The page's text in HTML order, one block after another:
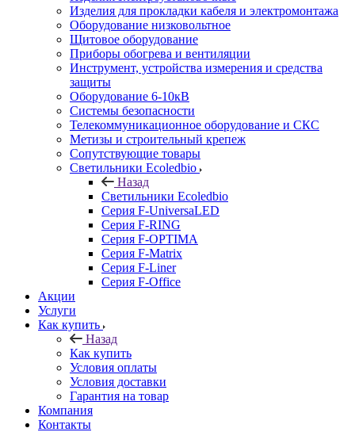
Изделия для прокладки кабеля и электромонтажа
Оборудование низковольтное
Щитовое оборудование
Приборы обогрева и вентиляции
Инструмент, устройства измерения и средства
защиты
Оборудование 6-10кВ
Системы безопасности
Телекоммуникационное оборудование и СКС
Метизы и строительный крепеж
Сопутствующие товары
Светильники Ecoledbio
Назад
Светильники Ecoledbio
Серия F-UniversaLED
Серия F-RING
Серия F-OPTIMA
Серия F-Matrix
Серия F-Liner
Серия F-Office
Акции
Услуги
Как купить
Назад
Как купить
Условия оплаты
Условия доставки
Гарантия на товар
Компания
Контакты